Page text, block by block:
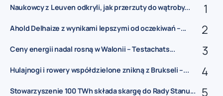
Naukowcy z Leuven odkryli, jak przerzuty do wątroby...
Ahold Delhaize z wynikami lepszymi od oczekiwań –...
Ceny energii nadal rosną w Walonii – Testachats...
Hulajnogi i rowery współdzielone znikną z Brukseli –...
Stowarzyszenie 100 TWh składa skargę do Rady Stanu...